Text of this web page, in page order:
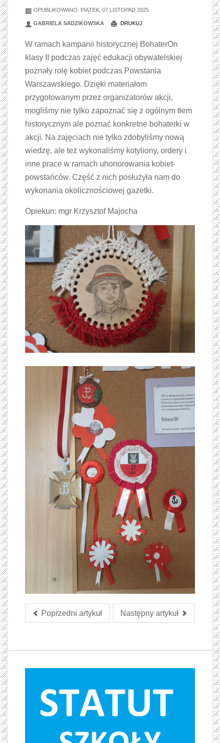
OPUBLIKOWANO: PIĄTEK, 07 LISTOPAD 2025
GABRIELA SADZIKOWSKA DRUKUJ
W ramach kampanii historycznej BohaterOn
klasy II podczas zajęć edukacji obywatelskiej
poznały rolę kobiet podczas Powstania
Warszawskiego. Dzięki materiałom
przygotowanym przez organizatorów akcji,
mogliśmy nie tylko zapoznać się z ogólnym tłem
historycznym ale poznać konkretne bohaterki w
akcji. Na zajęciach nie tylko zdobyliśmy nową
wiedzę, ale też wykonaliśmy kotyliony, ordery i
inne prace w ramach uhonorowania kobiet-
powstańców. Część z nich posłużyła nam do
wykonania okolicznościowej gazetki.
Opiekun: mgr Krzysztof Majocha
Poprzedni artykuł Następny artykuł